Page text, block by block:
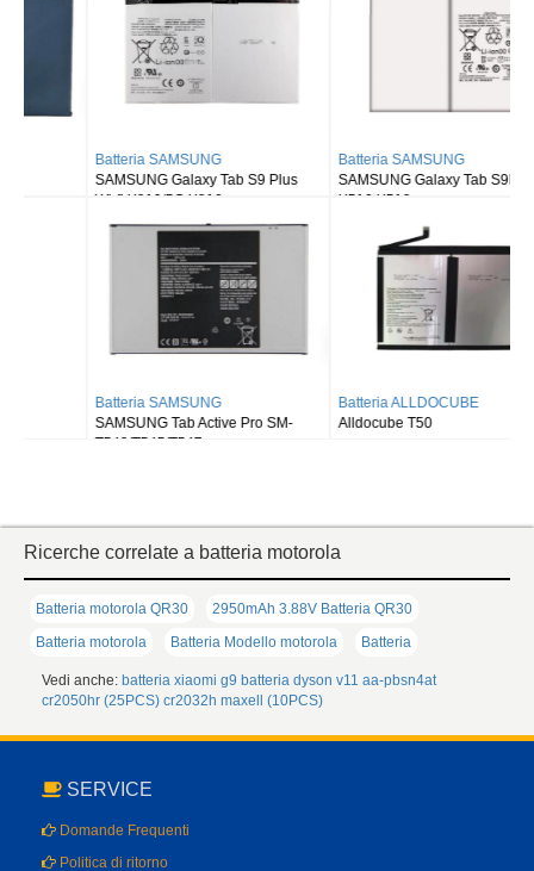
Batteria SAMSUNG
SAMSUNG Galaxy Tab S9 Plus
Wi-fi X810/5G X816
Batteria SAMSUNG
SAMSUNG Galaxy Tab S9FE X510
X516 X518
Batteria SAMSUNG
SAMSUNG Tab Active Pro SM-
T540/T545/T547
Batteria ALLDOCUBE
Alldocube T50
Ricerche correlate a batteria motorola
Batteria motorola QR30
2950mAh 3.88V Batteria QR30
Batteria motorola
Batteria Modello motorola Batteria
Vedi anche: batteria xiaomi g9 batteria dyson v11 aa-pbsn4at
cr2050hr (25PCS) cr2032h maxell (10PCS)
SERVICE
Domande Frequenti
Politica di ritorno